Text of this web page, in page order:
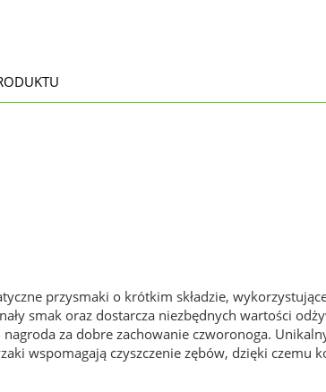
przysmaki o krótkim składzie,
smak oraz dostarcza niezbędnych wartości
za dobre zachowanie czworonoga.
wspomagają czyszczenie zębów, dzięki czemu